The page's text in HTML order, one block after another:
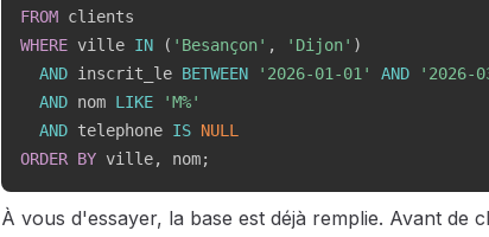
FROM
WHERE ville IN ( 'Besançon' , 'Dijon' )
AND inscrit_le BETWEEN '2026-01-01' AND
'2026-
AND nom LIKE
'M%'
AND telephone IS NULL
ORDER BY ville, nom;
À vous d'essayer, la base est déjà remplie. Avant de